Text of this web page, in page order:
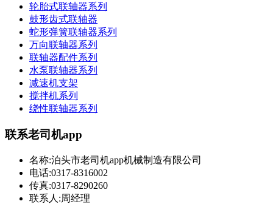
轮胎式联轴器系列
鼓形齿式联轴器
蛇形弹簧联轴器系列
万向联轴器系列
联轴器配件系列
水泵联轴器系列
减速机支架
搅拌机系列
绕性联轴器系列
联系老司机app
名称:泊头市老司机app机械制造有限公司
电话:0317-8316002
传真:0317-8290260
联系人:周经理